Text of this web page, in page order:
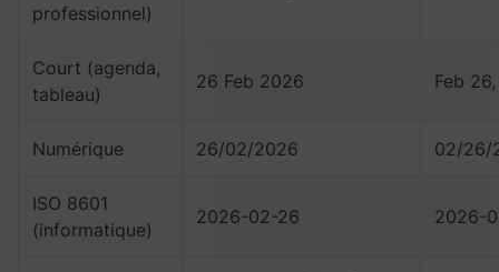
professionnel)
Court (agenda,
tableau)
26 Feb 2026 Feb
Numérique 26/02/2026 02/26/
ISO 8601
(informatique)
2026-02-26 2026-